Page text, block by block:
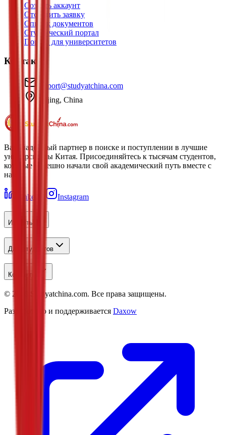
Создать аккаунт
Отследить заявку
Список документов
Студенческий портал
Портал для университетов
Контакты
support@studyatchina.com
Beijing, China
Ваш надежный партнер в поиске и поступлении в лучшие
университеты Китая. Присоединяйтесь к тысячам студентов,
которые успешно начали свой академический путь вместе с
нами.
LinkedIn Instagram
Изучить
Для студентов
Контакты
© 2026 Studyatchina.com. Все права защищены.
Разработано и поддерживается Daxow